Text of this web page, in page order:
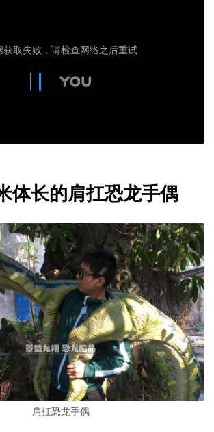
体长的肩扛恐龙手偶
肩扛恐龙手偶